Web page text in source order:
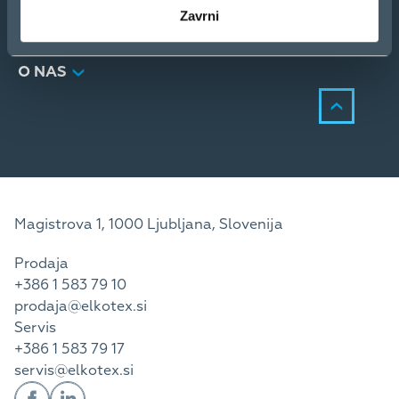
Zavrni
NOVICE
O NAS
Magistrova 1, 1000 Ljubljana, Slovenija
Prodaja
+386 1 583 79 10
prodaja@elkotex.si
Servis
+386 1 583 79 17
servis@elkotex.si